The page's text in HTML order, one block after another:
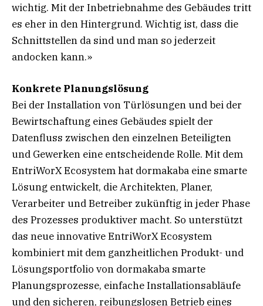
wichtig. Mit der Inbetriebnahme des Gebäudes tritt
es eher in den Hintergrund. Wichtig ist, dass die
Schnittstellen da sind und man so jederzeit
andocken kann.»
Konkrete Planungslösung
Bei der Installation von Türlösungen und bei der
Bewirtschaftung eines Gebäudes spielt der
Datenfluss zwischen den einzelnen Beteiligten
und Gewerken eine entscheidende Rolle. Mit dem
EntriWorX Ecosystem hat dormakaba eine smarte
Lösung entwickelt, die Architekten, Planer,
Verarbeiter und Betreiber zukünftig in jeder Phase
des Prozesses produktiver macht. So unterstützt
das neue innovative EntriWorX Ecosystem
kombiniert mit dem ganzheitlichen Produkt- und
Lösungsportfolio von dormakaba smarte
Planungsprozesse, einfache Installationsabläufe
und den sicheren, reibungslosen Betrieb eines